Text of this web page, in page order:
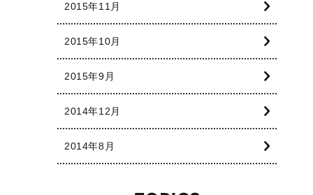
2015年11月
2015年10月
2015年9月
2014年12月
2014年8月